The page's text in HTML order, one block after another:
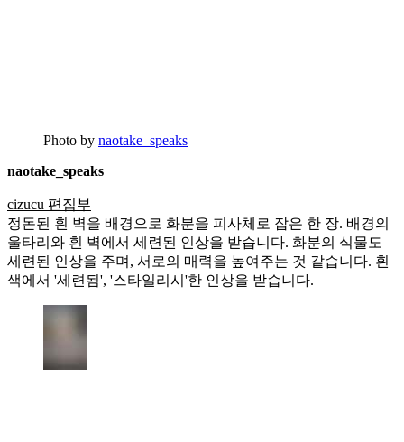
Photo by naotake_speaks
naotake_speaks
cizucu 편집부
정돈된 흰 벽을 배경으로 화분을 피사체로 잡은 한 장. 배경의
울타리와 흰 벽에서 세련된 인상을 받습니다. 화분의 식물도
세련된 인상을 주며, 서로의 매력을 높여주는 것 같습니다. 흰
색에서 '세련됨', '스타일리시'한 인상을 받습니다.